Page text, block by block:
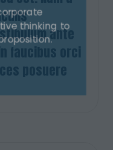
thinking to
ante
faucibus orci
posuere